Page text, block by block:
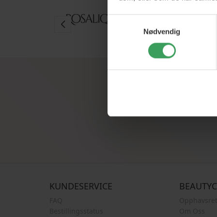
Samtykkevalg
Nødvendig
Registrer
KUNDESERVICE